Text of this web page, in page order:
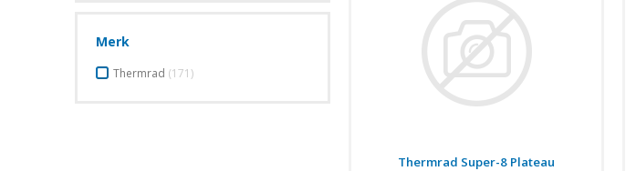
Merk
Thermrad (171)
Thermrad Super-8 Plateau